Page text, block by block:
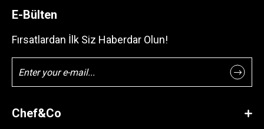
E-Bülten
Fırsatlardan İlk Siz Haberdar Olun!
Chef&Co